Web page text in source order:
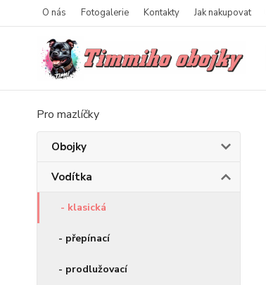
O nás Fotogalerie Kontakty Jak nakupovat
Pro mazlíčky
Obojky
Vodítka
- klasická
- přepínací
- prodlužovací